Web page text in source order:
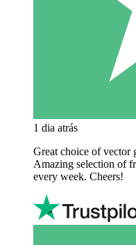
1 dia atrás
Great choice of vector
Amazing selection of
every week. Cheers!